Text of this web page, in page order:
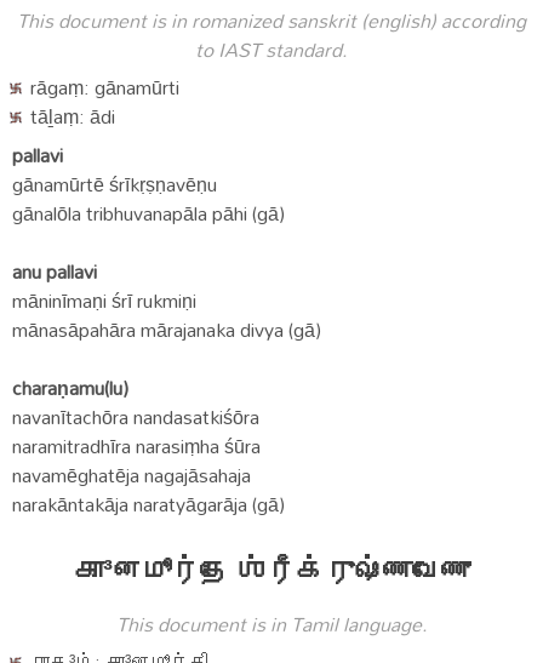
This document is in romanized sanskrit (english) according
to IAST standard.
rāgaṃ: gānamūrti
tāḻaṃ: ādi
pallavi
gānamūrtē śrīkṛṣṇavēṇu
gānalōla tribhuvanapāla pāhi (gā)
anu pallavi
māninīmaṇi śrī rukmiṇi
mānasāpahāra mārajanaka divya (gā)
charaṇamu(lu)
navanītachōra nandasatkiśōra
naramitradhīra narasiṃha śūra
navamēghatēja nagajāsahaja
narakāntakāja naratyāgarāja (gā)
கா³னமூர்தே ஶ்ரீக்ருஷ்ணவேணு
This document is in Tamil language.